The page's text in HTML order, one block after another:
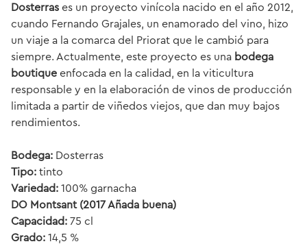
Dosterras es un proyecto vinícola nacido en el año 2012,
cuando Fernando Grajales, un enamorado del vino, hizo
un viaje a la comarca del Priorat que le cambió para
siempre. Actualmente, este proyecto es una bodega
boutique enfocada en la calidad, en la viticultura
responsable y en la elaboración de vinos de producción
limitada a partir de viñedos viejos, que dan muy bajos
rendimientos.
Bodega: Dosterras
Tipo: tinto
Variedad: 100% garnacha
DO Montsant (2017 Añada buena)
Capacidad: 75 cl
Grado: 14,5 %